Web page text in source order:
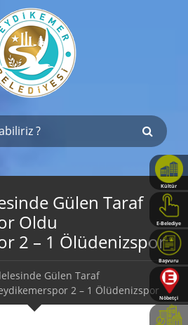
Kültür
Haritası
E-Belediye
Başvuru
Rehberi
Nöbetçi
Eczaneler
Gülen Taraf
Oldu
2 – 1 Ölüdenizspor
Gülen Taraf
2 – 1 Ölüdenizspor